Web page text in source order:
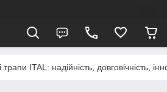
ITAL: надійність, довговічність,